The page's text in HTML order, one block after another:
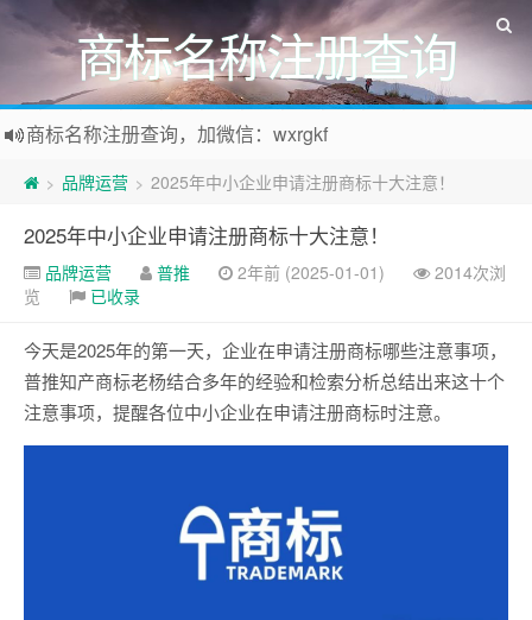
商标名称注册查询
商标名称注册查询，加微信：wxrgkf
商标注册和购买，加微信：wxrgkf
> 品牌运营 > 2025年中小企业申请注册商标十大注意！
2025年中小企业申请注册商标十大注意！
品牌运营 普推 2年前 (2025-01-01)
2014次浏
览
已收录
今天是2025年的第一天，企业在申请注册商标哪些注意事项，
普推知产商标老杨结合多年的经验和检索分析总结出来这十个
注意事项，提醒各位中小企业在申请注册商标时注意。